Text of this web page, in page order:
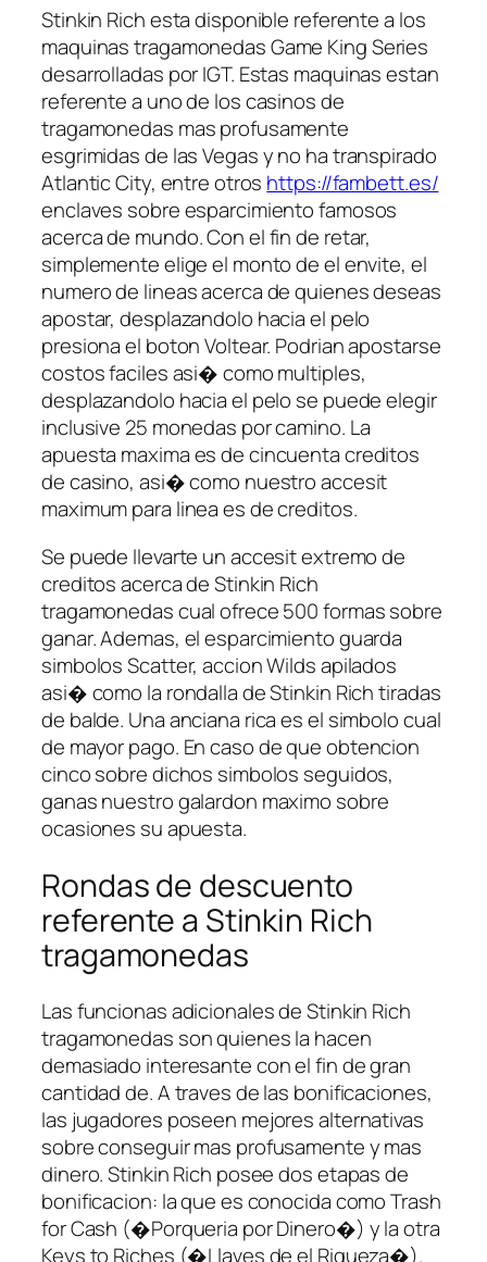
Stinkin Rich esta disponible referente a los
maquinas tragamonedas Game King Series
desarrolladas por IGT. Estas maquinas estan
referente a uno de los casinos de
tragamonedas mas profusamente
esgrimidas de las Vegas y no ha transpirado
Atlantic City, entre otros https://fambett.es/
enclaves sobre esparcimiento famosos
acerca de mundo. Con el fin de retar,
simplemente elige el monto de el envite, el
numero de lineas acerca de quienes deseas
apostar, desplazandolo hacia el pelo
presiona el boton Voltear. Podrian apostarse
costos faciles asi� como multiples,
desplazandolo hacia el pelo se puede elegir
inclusive 25 monedas por camino. La
apuesta maxima es de cincuenta creditos
de casino, asi� como nuestro accesit
maximum para linea es de creditos.
Se puede llevarte un accesit extremo de
creditos acerca de Stinkin Rich
tragamonedas cual ofrece 500 formas sobre
ganar. Ademas, el esparcimiento guarda
simbolos Scatter, accion Wilds apilados
asi� como la rondalla de Stinkin Rich tiradas
de balde. Una anciana rica es el simbolo cual
de mayor pago. En caso de que obtencion
cinco sobre dichos simbolos seguidos,
ganas nuestro galardon maximo sobre
ocasiones su apuesta.
Rondas de descuento
referente a Stinkin Rich
tragamonedas
Las funcionas adicionales de Stinkin Rich
tragamonedas son quienes la hacen
demasiado interesante con el fin de gran
cantidad de. A traves de las bonificaciones,
las jugadores poseen mejores alternativas
sobre conseguir mas profusamente y mas
dinero. Stinkin Rich posee dos etapas de
bonificacion: la que es conocida como Trash
for Cash (�Porqueria por Dinero�) y la otra
Keys to Riches (�Llaves de el Riqueza�).